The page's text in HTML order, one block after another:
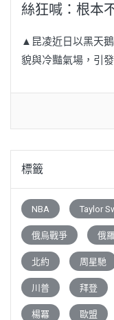
絲狂喊：根本
▲昆凌近日以黑天
貌與冷豔氣場，引
標籤
NBA Taylor
俄烏戰爭 俄
北約 周星馳
川普 拜登
楊冪 歐盟